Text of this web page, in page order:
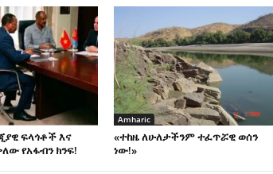
ፍላጎቶች እና
የአፋብን ክንፍ!
Amharic
«ተከዜ ለሁለታችንም ተፈጥሯዊ ወሰን
ነው!»